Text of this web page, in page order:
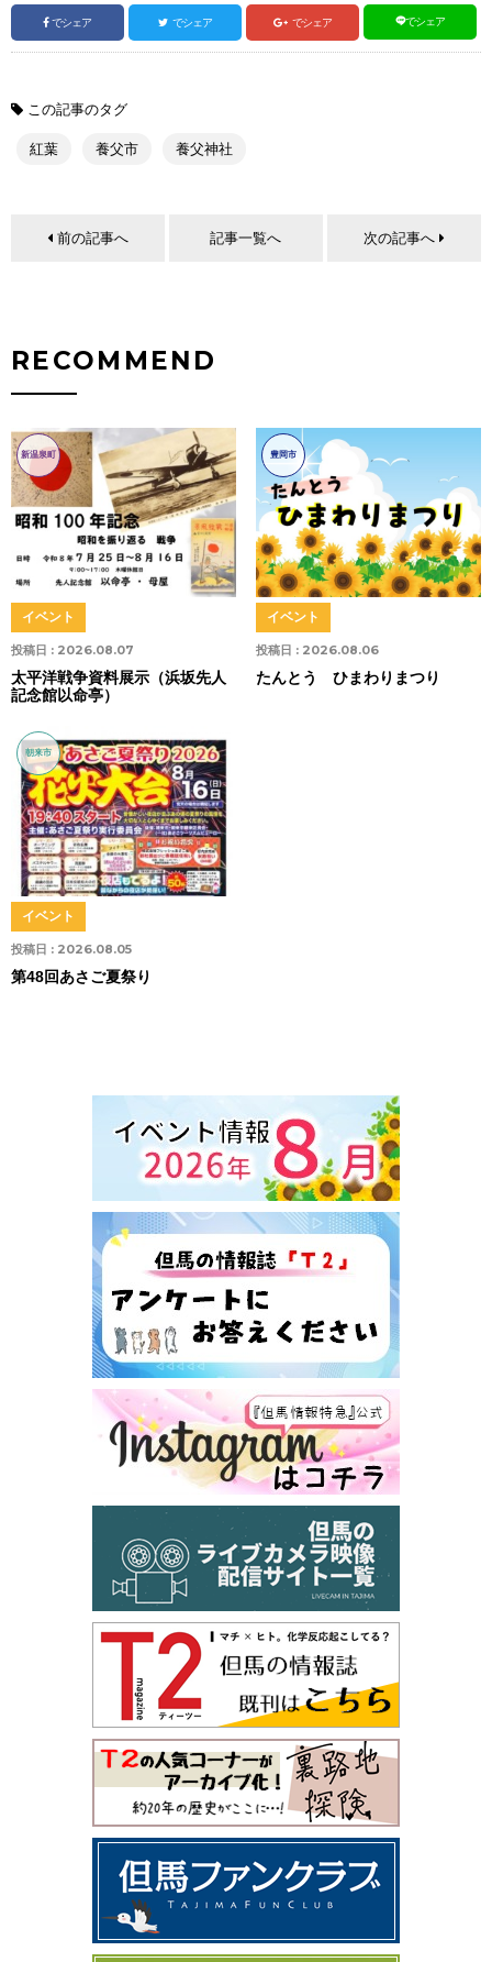
でシェア でシェア でシェア でシェア
この記事のタグ
紅葉 養父市 養父神社
前の記事へ 記事一覧へ 次の記事へ
RECOMMEND
新温泉町
投稿日 : 2026.08.07
イベント
太平洋戦争資料展示（浜坂先人
記念館以命亭）
豊岡市
投稿日 : 2026.08.06
イベント
たんとう ひまわりまつり
朝来市
投稿日 : 2026.08.05
イベント
第48回あさご夏祭り